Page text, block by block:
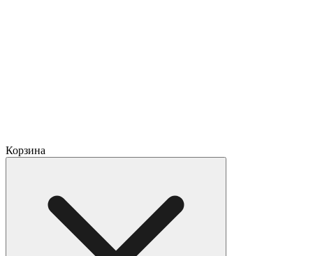
Корзина